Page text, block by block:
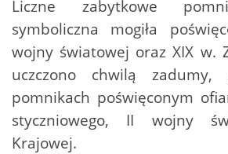
Liczne zabytkowe
symboliczna mogiła
wojny światowej oraz XIX w.
uczczono chwilą zadumy,
pomnikach poświęconym
styczniowego, II wojny
Krajowej.